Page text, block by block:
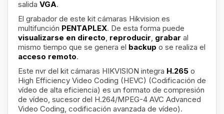
salida VGA.
El grabador de este kit cámaras Hikvision es
multifunción PENTAPLEX. De esta forma puede
visualizarse en directo, reproducir, grabar al
mismo tiempo que se genera el backup o se realiza el
acceso remoto.
Este nvr del kit cámaras HIKVISION integra H.265 o
High Efficiency Video Coding (HEVC)​ (Codificación de
vídeo de alta eficiencia) es un formato de compresión
de vídeo, sucesor del H.264/MPEG-4 AVC Advanced
Video Coding, codificación avanzada de vídeo).